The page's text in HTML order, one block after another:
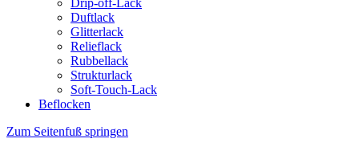
Duftlack
Glitterlack
Relieflack
Rubbellack
Strukturlack
Soft-Touch-Lack
Beflocken
Zum Seitenfuß springen